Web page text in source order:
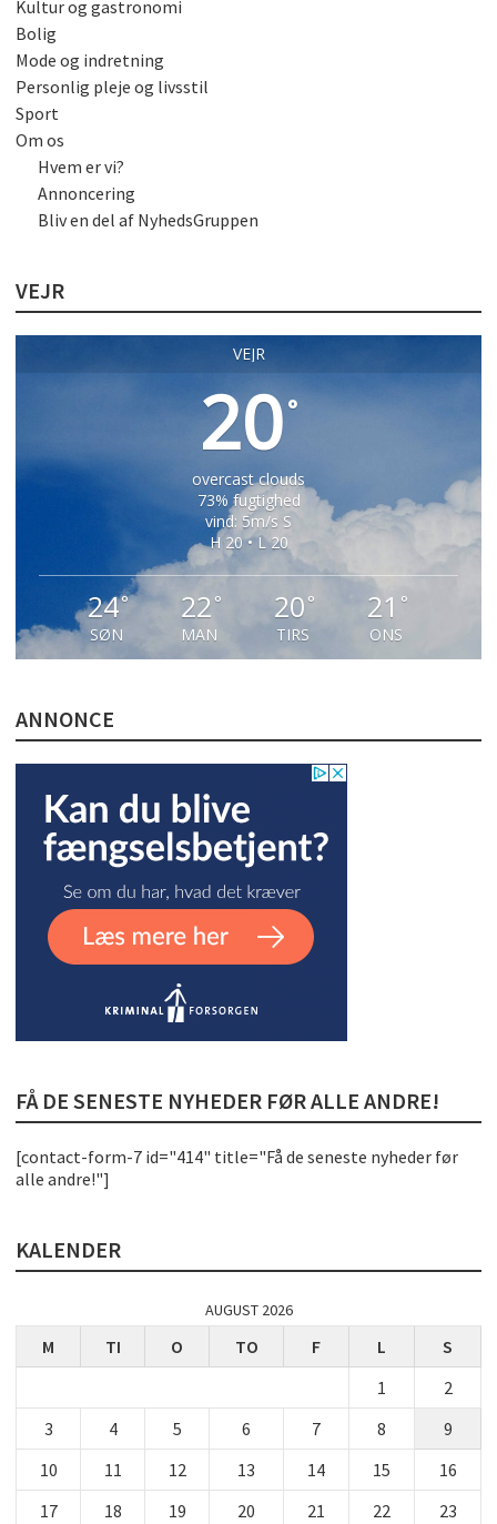
Kultur og gastronomi
Bolig
Mode og indretning
Personlig pleje og livsstil
Sport
Om os
Hvem er vi?
Annoncering
Bliv en del af NyhedsGruppen
VEJR
VEJR
20°
overcast clouds
73% fugtighed
vind: 5m/s S
H 20 • L 20
24°
SØN
22 °
MAN
20 °
TIRS
21 °
ONS
ANNONCE
FÅ DE SENESTE NYHEDER FØR ALLE ANDRE!
[contact-form-7 id="414" title="Få de seneste nyheder før
alle andre!"]
KALENDER
AUGUST 2026
M TI O TO F L
S
1
2
3
4 5 6 7 8
9
10
11 12 13 14 15
16
17
18 19 20 21 22
23